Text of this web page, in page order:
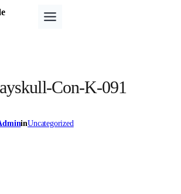
Con-K-091
inUncategorized